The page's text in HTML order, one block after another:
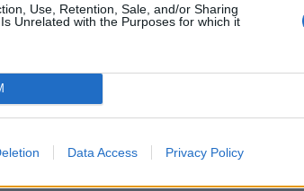
Use, Retention, Sale, and/or Sharing
Unrelated with the Purposes for which it
Data Access Privacy Policy